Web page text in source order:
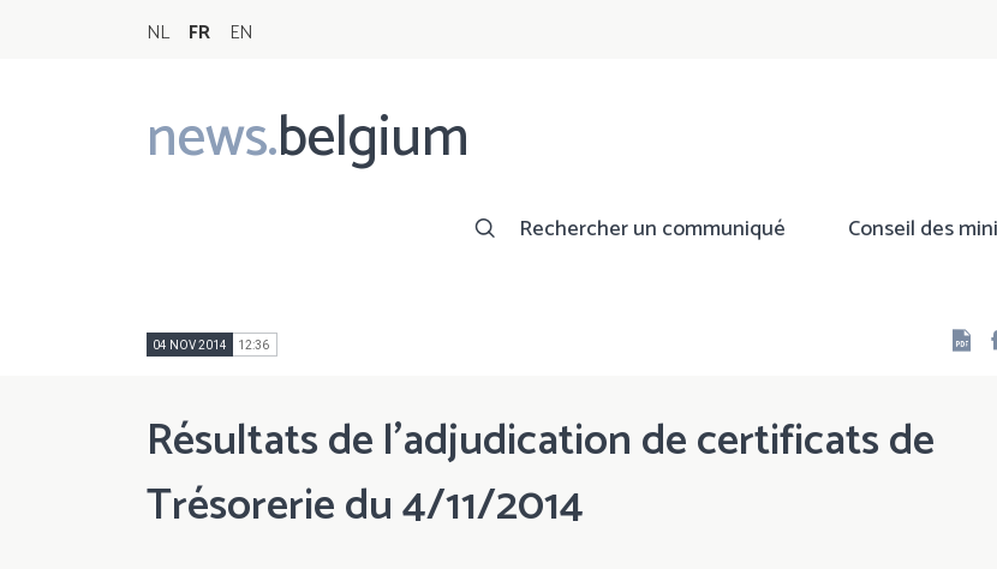
NL FR EN
news.belgium
Main
navigation
Rechercher un communiqué Conseil des
04 NOV 2014 12:36
Résultats de l'adjudication de certificats de
Trésorerie du 4/11/2014